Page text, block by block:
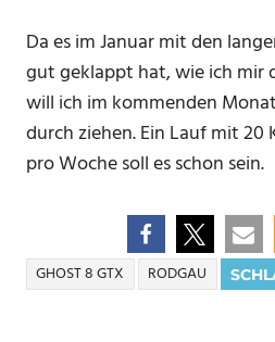
Da es im Januar mit den
gut geklappt hat, wie ich mir
will ich im kommenden
durch ziehen. Ein Lauf mit
pro Woche soll es schon sein.
GHOST 8 GTX RODGAU